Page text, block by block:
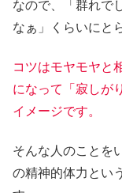
なので、「群れで
なぁ」くらいにと
コツはモヤモヤと
になって「寂しが
イメージです。
そんな人のことを
の精神的体力とい